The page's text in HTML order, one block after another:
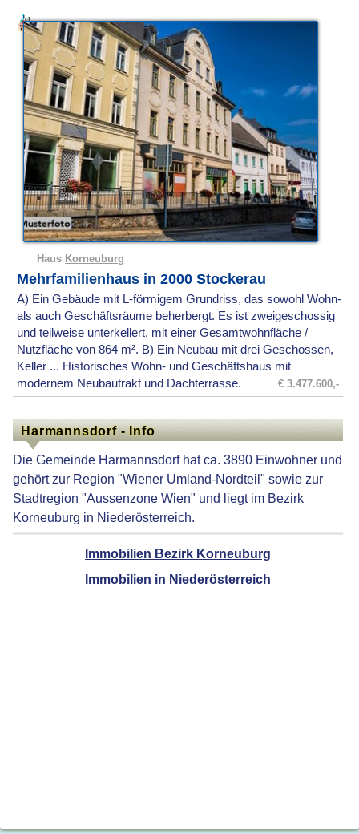
Haus Korneuburg
Mehrfamilienhaus in 2000 Stockerau
A) Ein Gebäude mit L-förmigem Grundriss, das sowohl Wohn-
als auch Geschäftsräume beherbergt. Es ist zweigeschossig
und teilweise unterkellert, mit einer Gesamtwohnfläche /
Nutzfläche von 864 m². B) Ein Neubau mit drei Geschossen,
Keller ... Historisches Wohn- und Geschäftshaus mit
modernem Neubautrakt und Dachterrasse.
€ 3.477.600,-
Harmannsdorf - Info
Die Gemeinde Harmannsdorf hat ca. 3890 Einwohner und
gehört zur Region "Wiener Umland-Nordteil" sowie zur
Stadtregion "Aussenzone Wien" und liegt im Bezirk
Korneuburg in Niederösterreich.
Immobilien Bezirk Korneuburg
Immobilien in Niederösterreich